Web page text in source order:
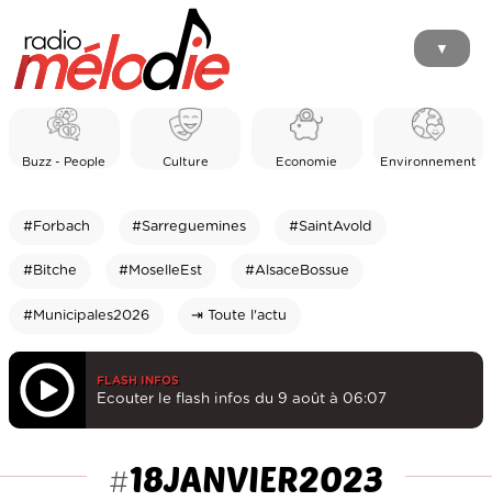
▼
Buzz - People Culture Economie Environnement
#Forbach #Sarreguemines #SaintAvold
#Bitche #MoselleEst #AlsaceBossue
#Municipales2026 ⇥ Toute l'actu
FLASH INFOS
Ecouter le flash infos du 9 août à 06:07
#18JANVIER2023